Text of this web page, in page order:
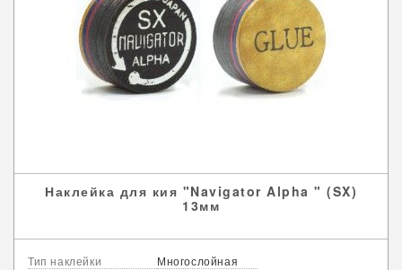
Наклейка для кия "Navigator Alpha " (SX)
13мм
Тип наклейки
Многослойная